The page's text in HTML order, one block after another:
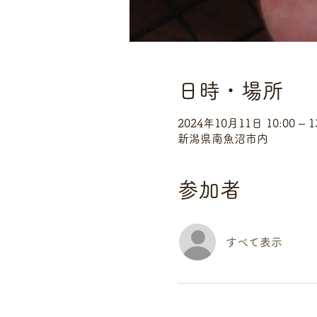
日時・場所
2024年10月11日 10:00 –
新潟県南魚沼市内
参加者
すべて表示